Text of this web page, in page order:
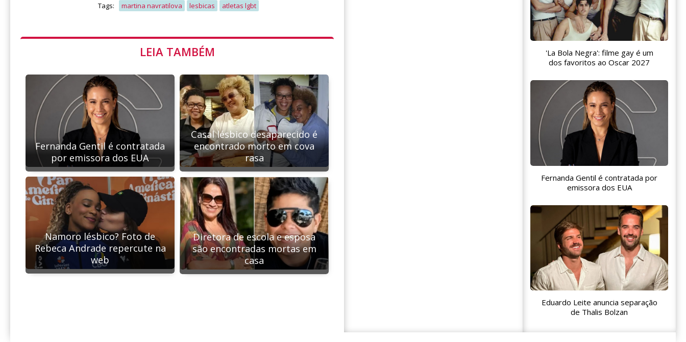
Tags: martina navratilova lesbicas atletas lgbt
LEIA TAMBÉM
Fernanda Gentil é contratada
por emissora dos EUA
Casal lésbico desaparecido é
encontrado morto em cova
rasa
Namoro lésbico? Foto de
Rebeca Andrade repercute na
web
Diretora de escola e esposa
são encontradas mortas em
casa
'La Bola Negra': filme gay é um
dos favoritos ao Oscar 2027
Fernanda Gentil é contratada por
emissora dos EUA
Eduardo Leite anuncia separação
de Thalis Bolzan